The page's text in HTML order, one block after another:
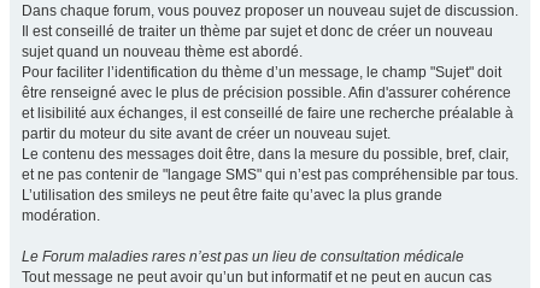
Dans chaque forum, vous pouvez proposer un nouveau sujet de discussion.
Il est conseillé de traiter un thème par sujet et donc de créer un nouveau
sujet quand un nouveau thème est abordé.
Pour faciliter l’identification du thème d’un message, le champ "Sujet" doit
être renseigné avec le plus de précision possible. Afin d'assurer cohérence
et lisibilité aux échanges, il est conseillé de faire une recherche préalable à
partir du moteur du site avant de créer un nouveau sujet.
Le contenu des messages doit être, dans la mesure du possible, bref, clair,
et ne pas contenir de "langage SMS" qui n’est pas compréhensible par tous.
L’utilisation des smileys ne peut être faite qu’avec la plus grande
modération.
Le Forum maladies rares n’est pas un lieu de consultation médicale
Tout message ne peut avoir qu’un but informatif et ne peut en aucun cas